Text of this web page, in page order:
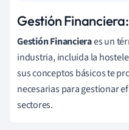
Gestión
Gestión Financieraes un
industria, incluida la
sus conceptos básicos te
necesarias para gestionar
sectores.